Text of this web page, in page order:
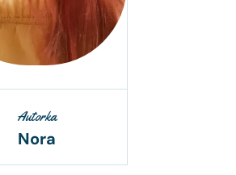
Autorka
Nora